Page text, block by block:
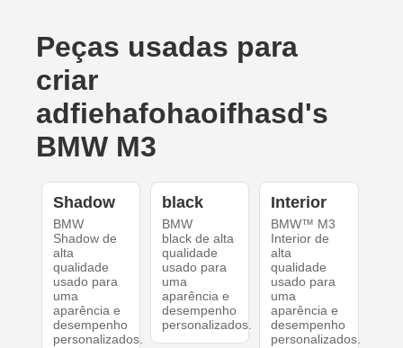
Peças usadas para
criar
adfiehafohaoifhasd's
BMW M3
Shadow
BMW
Shadow de
alta
qualidade
usado para
uma
aparência e
desempenho
personalizados.
black
BMW
black de alta
qualidade
usado para
uma
aparência e
desempenho
personalizados.
Interior
BMW™ M3
Interior de
alta
qualidade
usado para
uma
aparência e
desempenho
personalizados.